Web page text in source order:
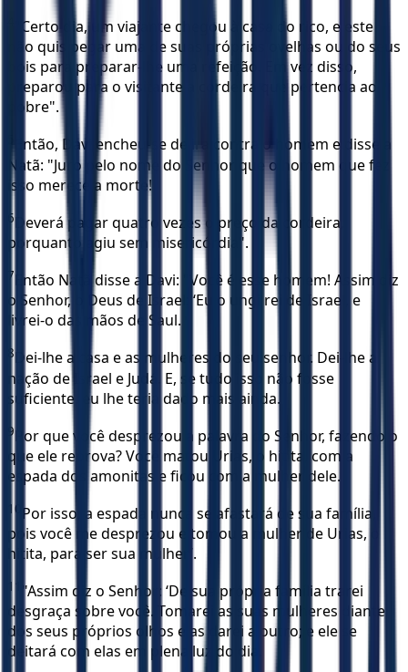
"Certo dia, um viajante chegou à casa do rico, e este
não quis pegar uma de suas próprias ovelhas ou do seus
bois para preparar-lhe uma refeição. Em vez disso,
preparou para o visitante a cordeira que pertencia ao
pobre".
Então, Davi encheu-se de ira contra o homem e disse a
Natã: "Juro pelo nome do Senhor que o homem que fez
isso merece a morte!
6
Deverá pagar quatro vezes o preço da cordeira,
porquanto agiu sem misericórdia".
7
Então Natã disse a Davi: "Você é esse homem! Assim diz
o Senhor, o Deus de Israel: ‘Eu o ungi rei de Israel, e
livrei-o das mãos de Saul.
8
Dei-lhe a casa e as mulheres do seu senhor. Dei-lhe a
nação de Israel e Judá. E, se tudo isso não fosse
suficiente, eu lhe teria dado mais ainda.
9
Por que você desprezou a palavra do Senhor, fazendo o
que ele reprova? Você matou Urias, o hitita, com a
espada dos amonitas e ficou com a mulher dele.
10 Por isso, a espada nunca se afastará de sua família,
pois você me desprezou e tomou a mulher de Urias, o
hitita, para ser sua mulher’.
11
"Assim diz o Senhor: ‘De sua própria família trarei
desgraça sobre você. Tomarei as suas mulheres diante
dos seus próprios olhos e as darei a outro; e ele se
deitará com elas em plena luz do dia.